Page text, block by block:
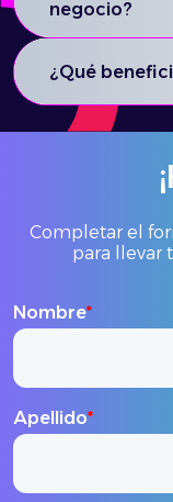
negocio?
¿Qué
Completar el
para llevar